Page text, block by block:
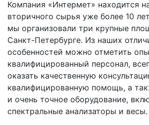
Компания «Интермет» находится
вторичного сырья уже более 10
мы организовали три крупные
Санкт-Петербурге. Из наших
особенностей можно отметить
квалифицированный персонал,
оказать качественную
квалифицированную помощь, а
и очень точное оборудование,
спектральные анализаторы и весы.